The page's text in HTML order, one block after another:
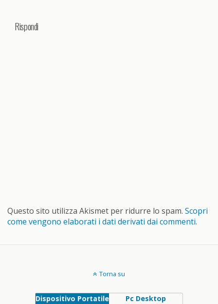
Rispondi
Questo sito utilizza Akismet per ridurre lo spam. Scopri
come vengono elaborati i dati derivati dai commenti.
Torna su
Dispositivo Portatile Pc Desktop